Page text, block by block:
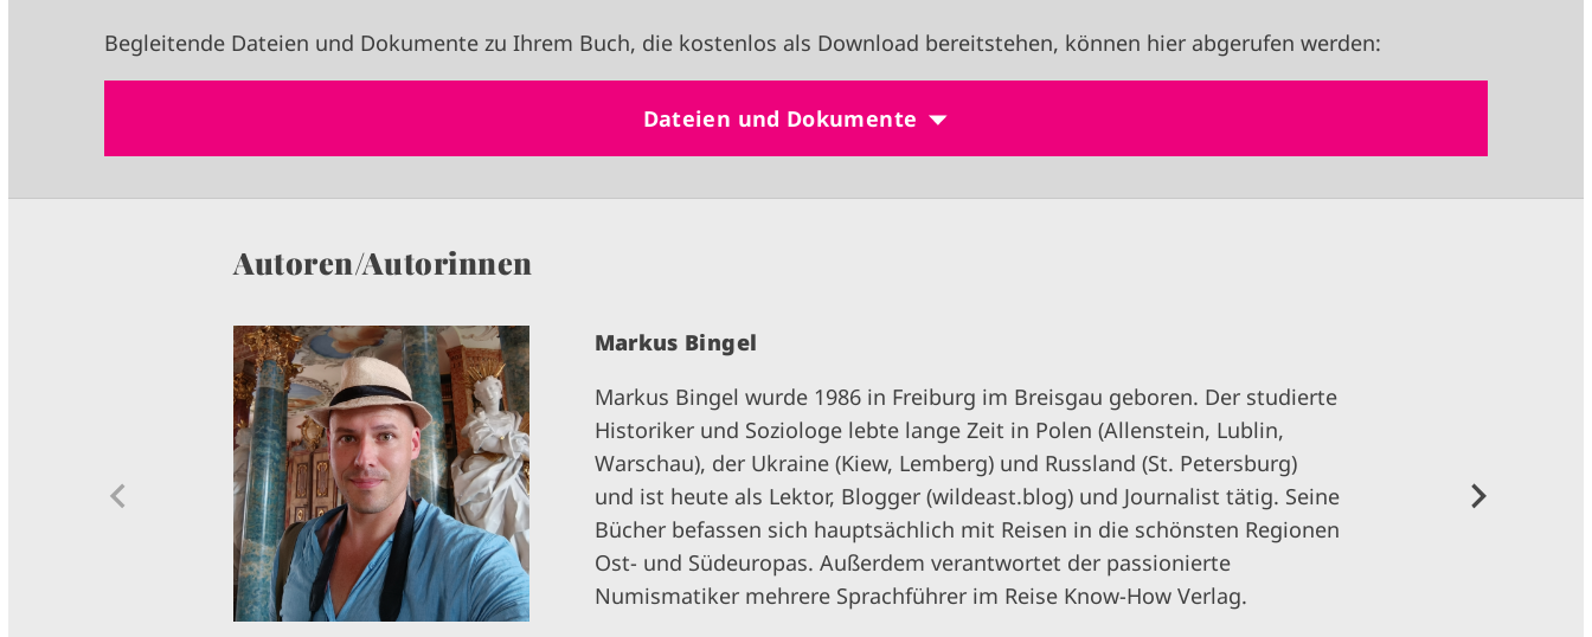
Begleitende Dateien und Dokumente zu Ihrem Buch, die kostenlos als Download bereitstehen, können hier abgerufen werden:
Dateien und Dokumente
Autoren/Autorinnen
I
M
A
G
E
Markus Bingel
Markus Bingel wurde 1986 in Freiburg im Breisgau geboren. Der studierte
Historiker und Soziologe lebte lange Zeit in Polen (Allenstein, Lublin,
Warschau), der Ukraine (Kiew, Lemberg) und Russland (St. Petersburg)
und ist heute als Lektor, Blogger (wildeast.blog) und Journalist tätig. Seine
Bücher befassen sich hauptsächlich mit Reisen in die schönsten Regionen
Ost- und Südeuropas. Außerdem verantwortet der passionierte
Numismatiker mehrere Sprachführer im Reise Know-How Verlag.